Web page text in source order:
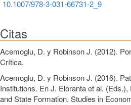
10.1007/978-3-031-66731-2_9
Citas
Acemoglu, D. y Robinson J. (2012).
Crítica.
Acemoglu, D. y Robinson J. (2016).
Institutions. En J. Eloranta et al.
and State Formation, Studies in